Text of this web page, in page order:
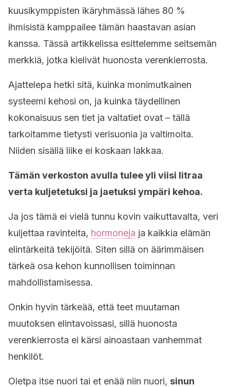
kuusikymppisten ikäryhmässä lähes 80 %
ihmisistä kamppailee tämän haastavan asian
kanssa. Tässä artikkelissa esittelemme seitsemän
merkkiä, jotka kielivät huonosta verenkierrosta.
Ajattelepa hetki sitä, kuinka monimutkainen
systeemi kehosi on, ja kuinka täydellinen
kokonaisuus sen tiet ja valtatiet ovat – tällä
tarkoitamme tietysti verisuonia ja valtimoita.
Niiden sisällä liike ei koskaan lakkaa.
Tämän verkoston avulla tulee yli viisi litraa
verta kuljetetuksi ja jaetuksi ympäri kehoa.
Ja jos tämä ei vielä tunnu kovin vaikuttavalta, veri
kuljettaa ravinteita, hormoneja ja kaikkia elämän
elintärkeitä tekijöitä. Siten sillä on äärimmäisen
tärkeä osa kehon kunnollisen toiminnan
mahdollistamisessa.
Onkin hyvin tärkeää, että teet muutaman
muutoksen elintavoissasi, sillä huonosta
verenkierrosta ei kärsi ainoastaan vanhemmat
henkilöt.
Oletpa itse nuori tai et enää niin nuori, sinun